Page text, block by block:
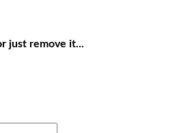
just remove it...